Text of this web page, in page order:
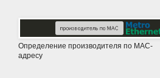
Определение производителя по MAC-
адресу